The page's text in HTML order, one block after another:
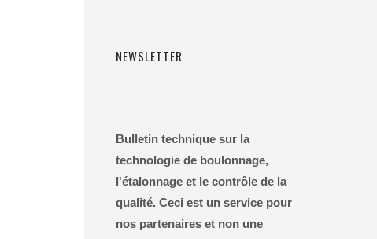
NEWSLETTER
Bulletin technique sur la
technologie de boulonnage,
l'étalonnage et le contrôle de la
qualité. Ceci est un service pour
nos partenaires et non une